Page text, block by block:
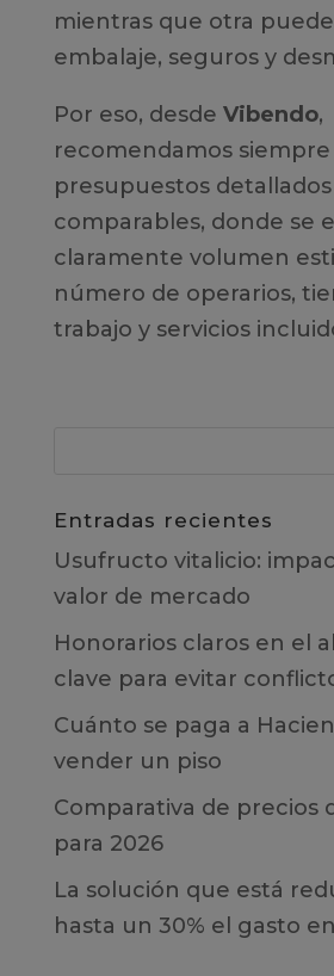
mientras que otra
embalaje, seguros y
Por eso, desde Vibendo,
recomendamos
presupuestos
comparables, donde se
claramente volumen
número de operarios,
trabajo y servicios
Entradas recientes
Usufructo vitalicio:
valor de mercado
Honorarios claros en el
clave para evitar
Cuánto se paga a
vender un piso
Comparativa de precios
para 2026
La solución que está
hasta un 30% el gasto